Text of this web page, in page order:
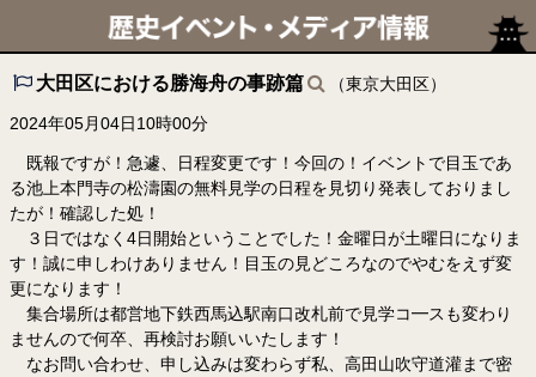
大田区における勝海舟の事跡篇 （東京大田区）
2024年05月04日10時00分
既報ですが！急遽、日程変更です！今回の！イベントで目玉であ
る池上本門寺の松濤園の無料見学の日程を見切り発表しておりまし
たが！確認した処！
３日ではなく4日開始ということでした！金曜日が土曜日になりま
す！誠に申しわけありません！目玉の見どころなのでやむをえず変
更になります！
集合場所は都営地下鉄西馬込駅南口改札前で見学コ━スも変わり
ませんので何卒、再検討お願いいたします！
なお問い合わせ、申し込みは変わらず私、高田山吹守道灌まで密